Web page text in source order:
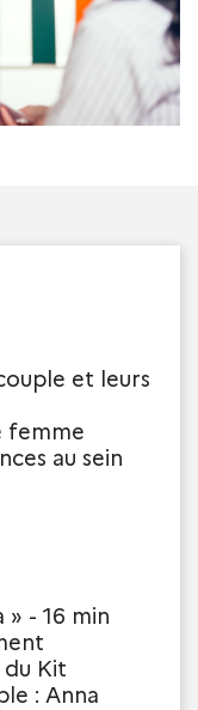
et leurs
femme
au sein
- 16 min
Kit
: Anna